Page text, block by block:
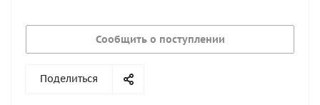
Сообщить о поступлении
Поделиться